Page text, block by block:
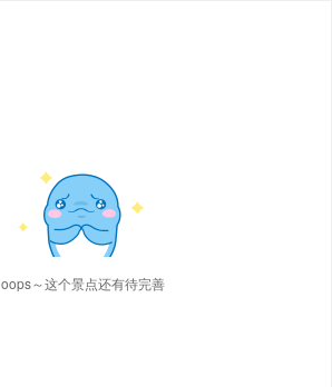
oops～这个景点还有待完善